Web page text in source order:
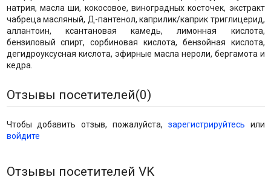
натрия, масла ши, кокосовое, виноградных косточек, экстракт
чабреца масляный, Д-пантенол, каприлик/каприк триглицерид,
аллантоин, ксантановая камедь, лимонная кислота,
бензиловый спирт, сорбиновая кислота, бензойная кислота,
дегидроуксусная кислота, эфирные масла нероли, бергамота и
кедра.
Отзывы посетителей(0)
Чтобы добавить отзыв, пожалуйста, зарегистрируйтесь или
войдите
Отзывы посетителей VK